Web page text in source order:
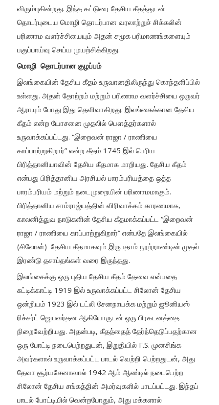
விரும்புகின்றது. இந்த கட்டுரை தேசிய கீதத்துடன்
தொடர்புடைய மொழி தொடர்பான வரலாற்றுச் சிக்கலின்
பரிணாம வளர்ச்சியையும் அதன் சமூக பரிமாணங்களையும்
பகுப்பாய்வு செய்ய முயற்சிக்கிறது.
மொழி தொடர்பான குழப்பம்
இலங்கையின் தேசிய கீதம் உருவானதிலிருந்து கொந்தளிப்பில்
உள்ளது. அதன் தோற்றம் மற்றும் பரிணாம வளர்ச்சியை ஒருவர்
ஆராயும் போது இது தெளிவாகிறது. இலங்கைக்கான தேசிய
கீதம் என்ற யோசனை முதலில் பௌத்தர்களால்
உருவாக்கப்பட்டது. “இறைவன் ராஜா / ராணியை
காப்பாற்றுகிறார்” என்ற கீதம் 1745 இல் பெரிய
பிரித்தானியாவின் தேசிய கீதமாக மாறியது. தேசிய கீதம்
என்பது பிரித்தானிய அரசியல் பாரம்பரியத்தை ஒத்த
பாரம்பரியம் மற்றும் நடைமுறையின் பரிணாமமாகும்.
பிரித்தானிய சாம்ராஜ்யத்தின் விரிவாக்கம் காரணமாக,
காலனித்துவ நாடுகளின் தேசிய கீதமாக்கப்பட்ட “இறைவன்
ராஜா / ராணியை காப்பாற்றுகிறார்” என்பதே இலங்கையில்
(சிலோன்) தேசிய கீதமாகவும் இருபதாம் நூற்றாண்டின் முதல்
இரண்டு தசாப்தங்கள் வரை இருந்தது.
இலங்கைக்கு ஒரு புதிய தேசிய கீதம் தேவை என்பதை
சுட்டிக்காட்டி 1919 இல் உருவாக்கப்பட்ட சிலோன் தேசிய
ஒன்றியம் 1923 இல் டட்லி சேனநாயக்க மற்றும் ஜூனியஸ்
ரிச்சர்ட் ஜெயவர்தன ஆகியோருடன் ஒரு பிரகடனத்தை
நிறைவேற்றியது. அதன்படி, கீதத்தைத் தேர்ந்தெடுப்பதற்கான
ஒரு போட்டி நடைபெற்றதுடன், இறுதியில் F.S. முனசிங்க
அவர்களால் உருவாக்கப்பட்ட பாடல் வெற்றி பெற்றதுடன், அது
தேவா சூர்யசேனாவால் 1942 ஆம் ஆண்டில் நடைபெற்ற
சிலோன் தேசிய சங்கத்தின் அமர்வுகளில் பாடப்பட்டது. இந்தப்
பாடல் போட்டியில் வென்றபோதும், அது மக்களால்